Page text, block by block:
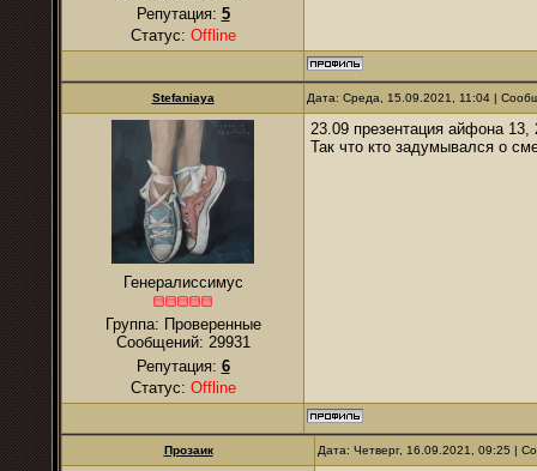
Репутация: 5
Статус: Offline
Stefaniaya Дата: Среда, 15.09.2021, 11:04 |
Генералиссимус
Группа: Проверенные
Сообщений: 29931
Репутация: 6
Статус: Offline
23.09 презентация айфона
Так что кто задумывался о
Прозаик Дата: Четверг, 16.09.2021, 09:25 |